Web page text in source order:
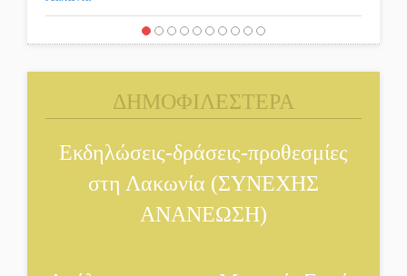
«Έφυγε» ένας γνήσιος
στη Λακωνία
«Κλειστά» ανοιχτά
προαύλια στον Δ. Σπάρτης;
Δεκαπενταύγουστος στην
ΔΗΜΟΦΙΛΕΣΤΕΡΑ
Εκδηλώσεις-δράσεις-προθεσμίες
στη Λακωνία (ΣΥΝΕΧΗΣ
ΑΝΑΝΕΩΣΗ)